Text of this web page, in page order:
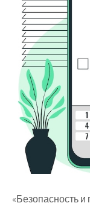
«Безопасность